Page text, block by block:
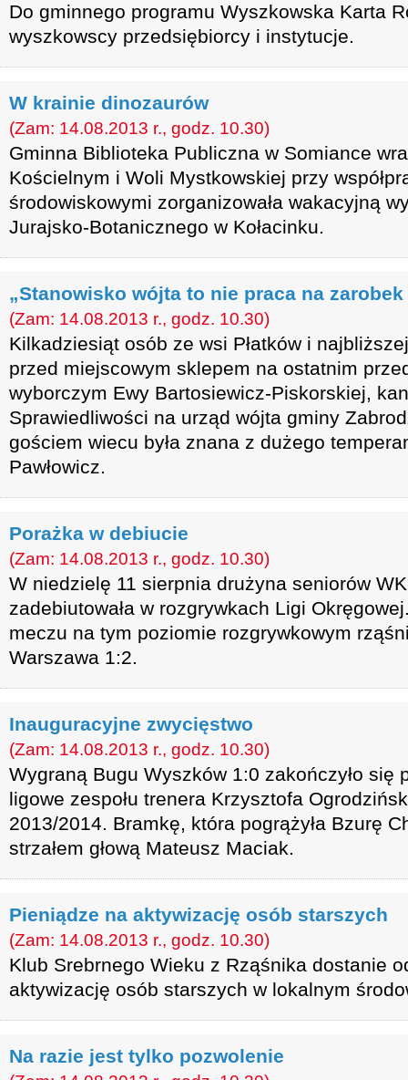
Do gminnego programu Wyszkowska Karta
wyszkowscy przedsiębiorcy i instytucje.
W krainie dinozaurów
(Zam: 14.08.2013 r., godz. 10.30)
Gminna Biblioteka Publiczna w Somiance
Kościelnym i Woli Mystkowskiej przy
środowiskowymi zorganizowała wakacyjną
Jurajsko-Botanicznego w Kołacinku.
„Stanowisko wójta to nie praca na zarobek
(Zam: 14.08.2013 r., godz. 10.30)
Kilkadziesiąt osób ze wsi Płatków i
przed miejscowym sklepem na ostatnim
wyborczym Ewy Bartosiewicz-Piskorskiej,
Sprawiedliwości na urząd wójta gminy
gościem wiecu była znana z dużego
Pawłowicz.
Porażka w debiucie
(Zam: 14.08.2013 r., godz. 10.30)
W niedzielę 11 sierpnia drużyna seniorów
zadebiutowała w rozgrywkach Ligi
meczu na tym poziomie rozgrywkowym
Warszawa 1:2.
Inauguracyjne zwycięstwo
(Zam: 14.08.2013 r., godz. 10.30)
Wygraną Bugu Wyszków 1:0 zakończyło się
ligowe zespołu trenera Krzysztofa
2013/2014. Bramkę, która pogrążyła Bzurę
strzałem głową Mateusz Maciak.
Pieniądze na aktywizację osób starszych
(Zam: 14.08.2013 r., godz. 10.30)
Klub Srebrnego Wieku z Rząśnika dostanie
aktywizację osób starszych w lokalnym
Na razie jest tylko pozwolenie